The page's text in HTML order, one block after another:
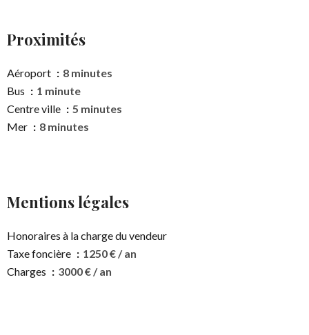
Proximités
Aéroport
8 minutes
Bus
1 minute
Centre ville
5 minutes
Mer
8 minutes
Mentions légales
Honoraires à la charge du vendeur
Taxe foncière
1250 € / an
Charges
3000 € / an